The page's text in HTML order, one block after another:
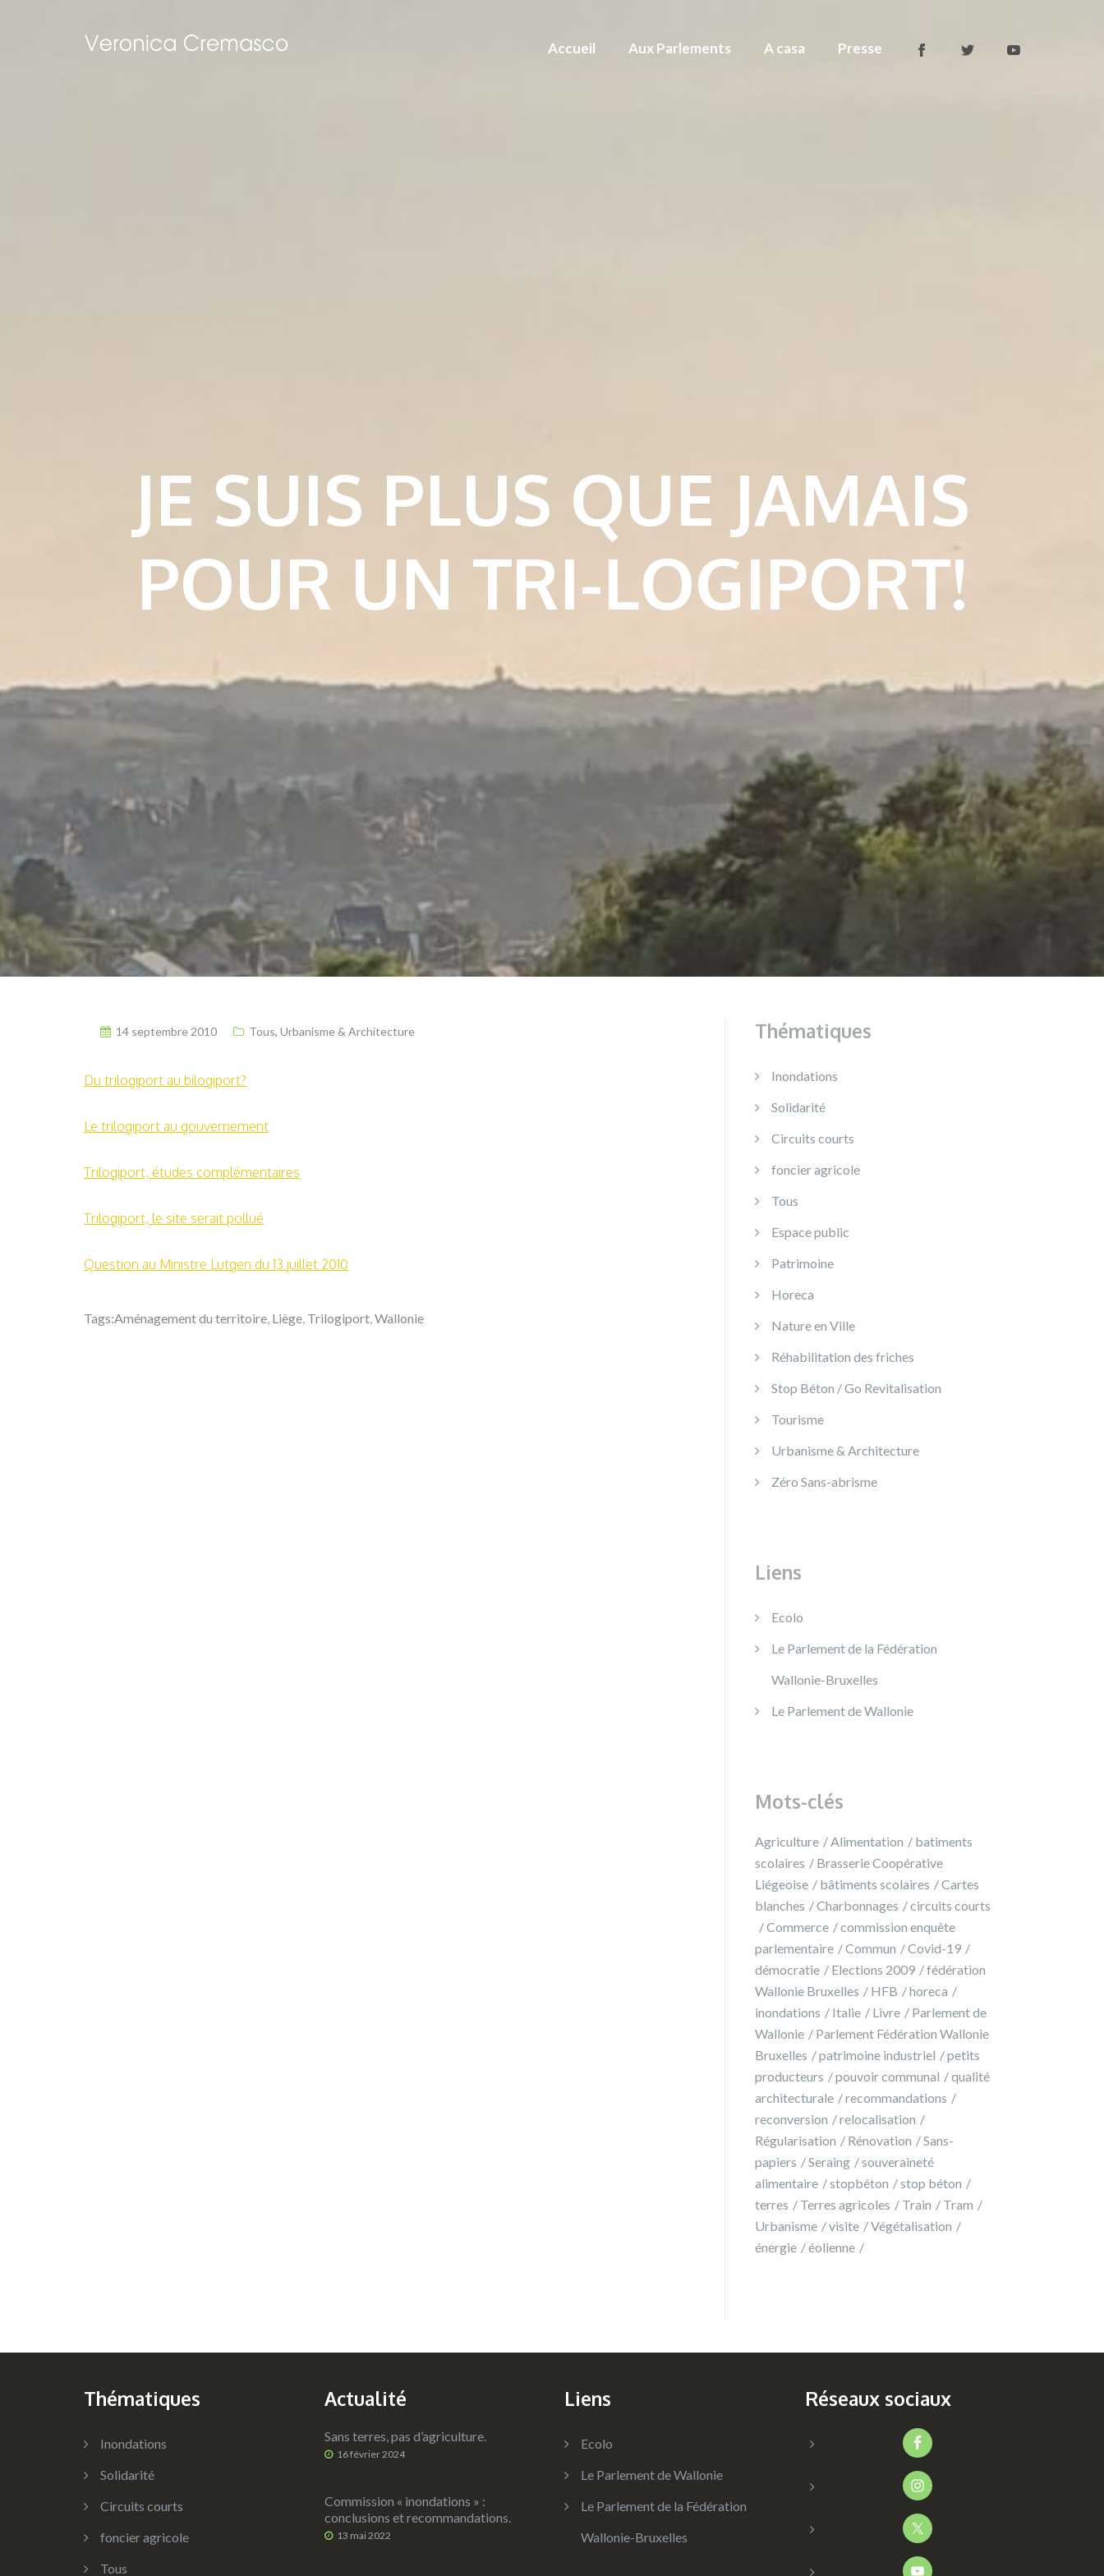
Accueil Aux Parlements A casa Presse
JE SUIS PLUS QUE JAMAIS
POUR UN TRI-LOGIPORT!
14 septembre 2010 Tous, Urbanisme & Architecture
Du trilogiport au bilogiport?
Le trilogiport au gouvernement
Trilogiport, études complémentaires
Trilogiport, le site serait pollué
Question au Ministre Lutgen du 13 juillet 2010
Tags:Aménagement du territoire, Liège, Trilogiport,Wallonie
Thématiques
Inondations
Solidarité
Circuits courts
foncier agricole
Tous
Espace public
Patrimoine
Horeca
Nature en Ville
Réhabilitation des friches
Stop Béton / Go Revitalisation
Tourisme
Urbanisme & Architecture
Zéro Sans-abrisme
Liens
Ecolo
Le Parlement de la Fédération
Wallonie-Bruxelles
Le Parlement de Wallonie
Mots-clés
Agriculture Alimentation
batiments
scolaires
Brasserie Coopérative
Liégeoise
bâtiments scolaires
Cartes
blanches
Charbonnages
circuits courts
Commerce
commission enquête
parlementaire
Commun
Covid-19
démocratie
Elections 2009
fédération
Wallonie Bruxelles
HFB
horeca
inondations
Italie Livre
Parlement de
Wallonie
Parlement Fédération Wallonie
Bruxelles
patrimoine industriel
petits
producteurs
pouvoir communal
qualité
architecturale
recommandations
reconversion
relocalisation
Régularisation
Rénovation
Sans-
papiers
Seraing
souveraineté
alimentaire
stopbéton
stop béton
terres
Terres agricoles Train
Tram
Urbanisme
visite
Végétalisation
énergie
éolienne
Thématiques
Inondations
Solidarité
Circuits courts
foncier agricole
Tous
Actualité
Sans terres, pas d’agriculture.
16 février 2024
Commission « inondations » :
conclusions et recommandations.
13 mai 2022
Liens
Ecolo
Le Parlement de Wallonie
Le Parlement de la Fédération
Wallonie-Bruxelles
Réseaux sociaux